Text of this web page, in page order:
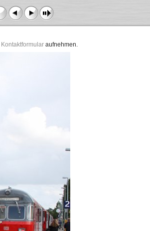
Kontaktformular aufnehmen.